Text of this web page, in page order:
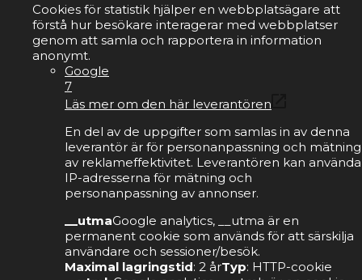
Cookies för statistik hjälper en webbplatsägare att
förstå hur besökare interagerar med webbplatser
genom att samla och rapportera in information
anonymt.
Google
7
Läs mer om den här leverantören
En del av de uppgifter som samlas in av denna
leverantör är för personanpassning och mätning
av reklameffektivitet. Leverantören kan använda
IP-adresserna för mätning och
personanpassning av annonser.
__utmaGoogle analytics, __utma är en
permanent cookie som används för att särskilja
användare och sessioner/besök.
Maximal lagringstid: 2 årTyp: HTTP-cookie